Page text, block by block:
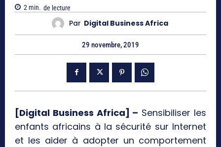
2 min. de lecture
Par Digital Business Africa
29 novembre, 2019
[Digital Business Africa] – Sensibiliser les
enfants africains à la sécurité sur Internet
et les aider à adopter un comportement